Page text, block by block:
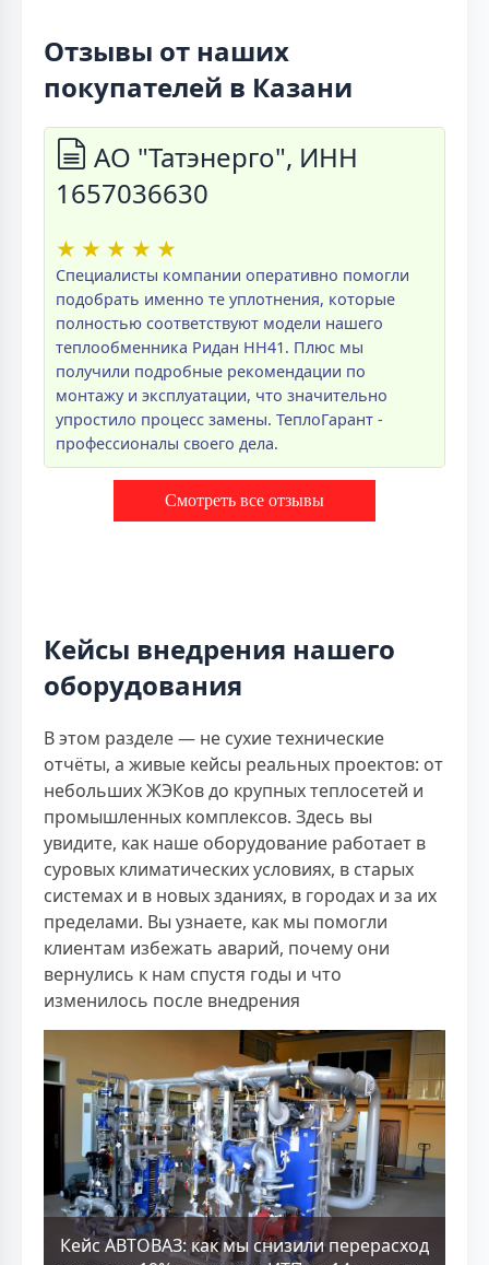
Отзывы от наших
покупателей в Казани
АО "Татэнерго", ИНН
1657036630
★ ★ ★ ★ ★
Специалисты компании оперативно помогли
подобрать именно те уплотнения, которые
полностью соответствуют модели нашего
теплообменника Ридан НН41. Плюс мы
получили подробные рекомендации по
монтажу и эксплуатации, что значительно
упростило процесс замены. ТеплоГарант -
профессионалы своего дела.
Смотреть все отзывы
Кейсы внедрения нашего
оборудования
В этом разделе — не сухие технические
отчёты, а живые кейсы реальных проектов: от
небольших ЖЭКов до крупных теплосетей и
промышленных комплексов. Здесь вы
увидите, как наше оборудование работает в
суровых климатических условиях, в старых
системах и в новых зданиях, в городах и за их
пределами. Вы узнаете, как мы помогли
клиентам избежать аварий, почему они
вернулись к нам спустя годы и что
изменилось после внедрения
Кейс АВТОВАЗ: как мы снизили перерасход